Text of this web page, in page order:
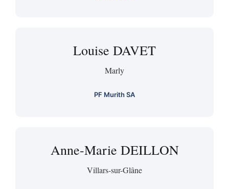
Louise DAVET
Marly
PF Murith SA
Anne-Marie DEILLON
Villars-sur-Glâne